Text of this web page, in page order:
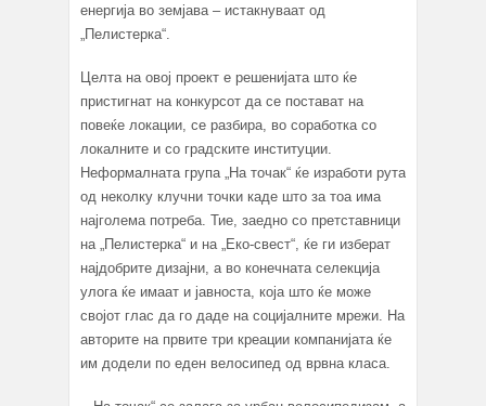
енергија во земјава – истакнуваат од
„Пелистерка“.
Целта на овој проект е решенијата што ќе
пристигнат на конкурсот да се постават на
повеќе локации, се разбира, во соработка со
локалните и со градските институции.
Неформалната група „На точак“ ќе изработи рута
од неколку клучни точки каде што за тоа има
најголема потреба. Тие, заедно со претставници
на „Пелистерка“ и на „Еко-свест“, ќе ги изберат
најдобрите дизајни, а во конечната селекција
улога ќе имаат и јавноста, која што ќе може
својот глас да го даде на социјалните мрежи. На
авторите на првите три креации компанијата ќе
им додели по еден велосипед од врвна класа.